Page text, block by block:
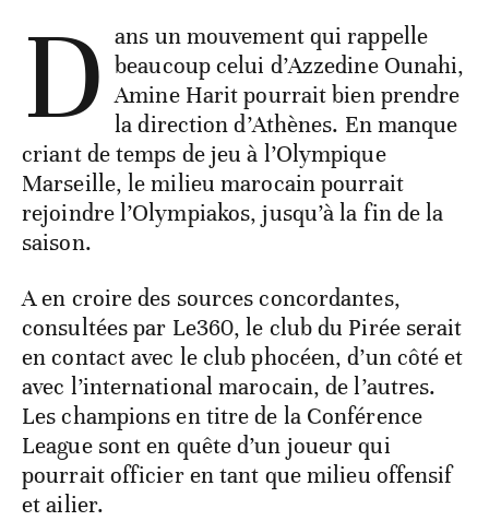
D ans un mouvement qui rappelle
beaucoup celui d’Azzedine Ounahi,
Amine Harit pourrait bien prendre
la direction d’Athènes. En manque
criant de temps de jeu à l’Olympique
Marseille, le milieu marocain pourrait
rejoindre l’Olympiakos, jusqu’à la fin de la
saison.
A en croire des sources concordantes,
consultées par Le360, le club du Pirée serait
en contact avec le club phocéen, d’un côté et
avec l’international marocain, de l’autres.
Les champions en titre de la Conférence
League sont en quête d’un joueur qui
pourrait officier en tant que milieu offensif
et ailier.